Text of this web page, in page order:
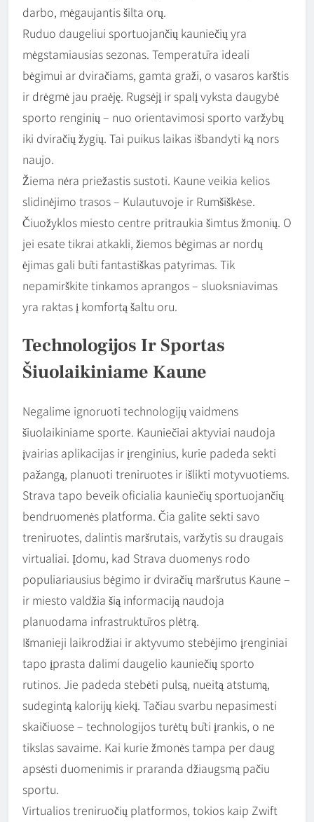
darbo, mėgaujantis šilta orų.
Ruduo daugeliui sportuojančių kauniečių yra
mėgstamiausias sezonas. Temperatūra ideali
bėgimui ar dviračiams, gamta graži, o vasaros karštis
ir drėgmė jau praėję. Rugsėjį ir spalį vyksta daugybė
sporto renginių – nuo orientavimosi sporto varžybų
iki dviračių žygių. Tai puikus laikas išbandyti ką nors
naujo.
Žiema nėra priežastis sustoti. Kaune veikia kelios
slidinėjimo trasos – Kulautuvoje ir Rumšiškėse.
Čiuožyklos miesto centre pritraukia šimtus žmonių. O
jei esate tikrai atkakli, žiemos bėgimas ar nordų
ėjimas gali būti fantastiškas patyrimas. Tik
nepamirškite tinkamos aprangos – sluoksniavimas
yra raktas į komfortą šaltu oru.
Technologijos Ir Sportas
Šiuolaikiniame Kaune
Negalime ignoruoti technologijų vaidmens
šiuolaikiniame sporte. Kauniečiai aktyviai naudoja
įvairias aplikacijas ir įrenginius, kurie padeda sekti
pažangą, planuoti treniruotes ir išlikti motyvuotiems.
Strava tapo beveik oficialia kauniečių sportuojančių
bendruomenės platforma. Čia galite sekti savo
treniruotes, dalintis maršrutais, varžytis su draugais
virtualiai. Įdomu, kad Strava duomenys rodo
populiariausius bėgimo ir dviračių maršrutus Kaune –
ir miesto valdžia šią informaciją naudoja
planuodama infrastruktūros plėtrą.
Išmanieji laikrodžiai ir aktyvumo stebėjimo įrenginiai
tapo įprasta dalimi daugelio kauniečių sporto
rutinos. Jie padeda stebėti pulsą, nueitą atstumą,
sudegintą kalorijų kiekį. Tačiau svarbu nepasimesti
skaičiuose – technologijos turėtų būti įrankis, o ne
tikslas savaime. Kai kurie žmonės tampa per daug
apsėsti duomenimis ir praranda džiaugsmą pačiu
sportu.
Virtualios treniruočių platformos, tokios kaip Zwift